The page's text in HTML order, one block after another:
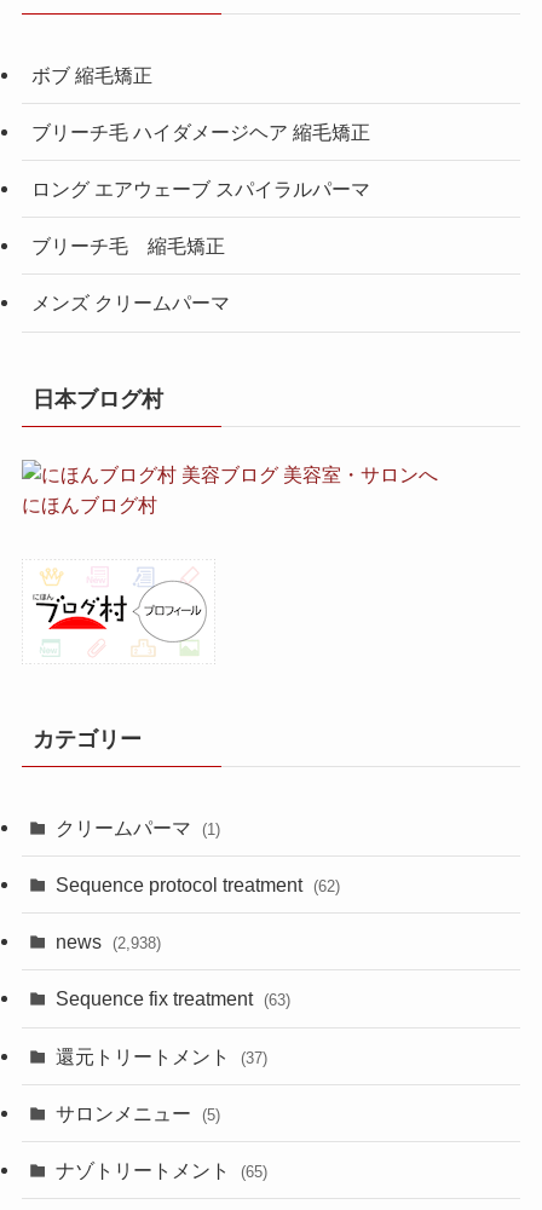
ボブ 縮毛矯正
ブリーチ毛 ハイダメージヘア 縮毛矯正
ロング エアウェーブ スパイラルパーマ
ブリーチ毛 縮毛矯正
メンズ クリームパーマ
日本ブログ村
にほんブログ村
カテゴリー
クリームパーマ (1)
Sequence protocol treatment (62)
news (2,938)
Sequence fix treatment (63)
還元トリートメント (37)
サロンメニュー (5)
ナゾトリートメント (65)